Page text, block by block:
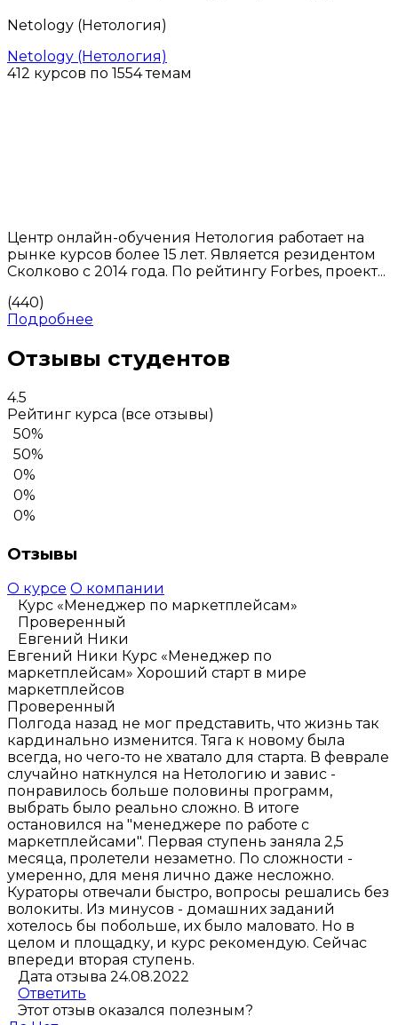
Netology (Нетология)
Netology (Нетология)
412 курсов по 1554 темам
Центр онлайн-обучения Нетология работает на
рынке курсов более 15 лет. Является резидентом
Сколково с 2014 года. По рейтингу Forbes, проект...
(440)
Подробнее
Отзывы студентов
4.5
Рейтинг курса (все отзывы)
50%
50%
0%
0%
0%
Отзывы
О курсе О компании
Курс «Менеджер по маркетплейсам»
Проверенный
Евгений Ники
Евгений Ники Курс «Менеджер по
маркетплейсам» Хороший старт в мире
маркетплейсов
Проверенный
Полгода назад не мог представить, что жизнь так
кардинально изменится. Тяга к новому была
всегда, но чего-то не хватало для старта. В феврале
случайно наткнулся на Нетологию и завис -
понравилось больше половины программ,
выбрать было реально сложно. В итоге
остановился на "менеджере по работе с
маркетплейсами". Первая ступень заняла 2,5
месяца, пролетели незаметно. По сложности -
умеренно, для меня лично даже несложно.
Кураторы отвечали быстро, вопросы решались без
волокиты. Из минусов - домашних заданий
хотелось бы побольше, их было маловато. Но в
целом и площадку, и курс рекомендую. Сейчас
впереди вторая ступень.
Дата отзыва 24.08.2022
Ответить
Этот отзыв оказался полезным?